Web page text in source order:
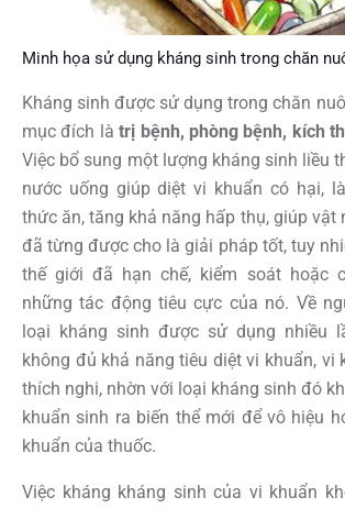
Minh họa sử dụng kháng sinh trong chăn
Kháng sinh được sử dụng trong chăn
mục đích làtrị bệnh, phòng bệnh, kích
Việc bổ sung một lượng kháng sinh liều
nước uống giúp diệt vi khuẩn có hại,
thức ăn, tăng khả năng hấp thụ, giúp vật
đã từng được cho là giải pháp tốt, tuy
thế giới đã hạn chế, kiểm soát hoặc
những tác động tiêu cực của nó. Về
loại kháng sinh được sử dụng nhiều
không đủ khả năng tiêu diệt vi khuẩn, vi
thích nghi, nhờn với loại kháng sinh đó
khuẩn sinh ra biến thể mới để vô hiệu
khuẩn của thuốc.
Việc kháng kháng sinh của vi khuẩn